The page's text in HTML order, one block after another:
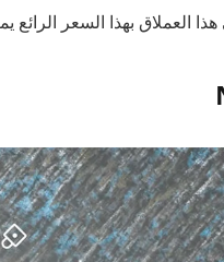
العملاق بهذا السعر الرائع